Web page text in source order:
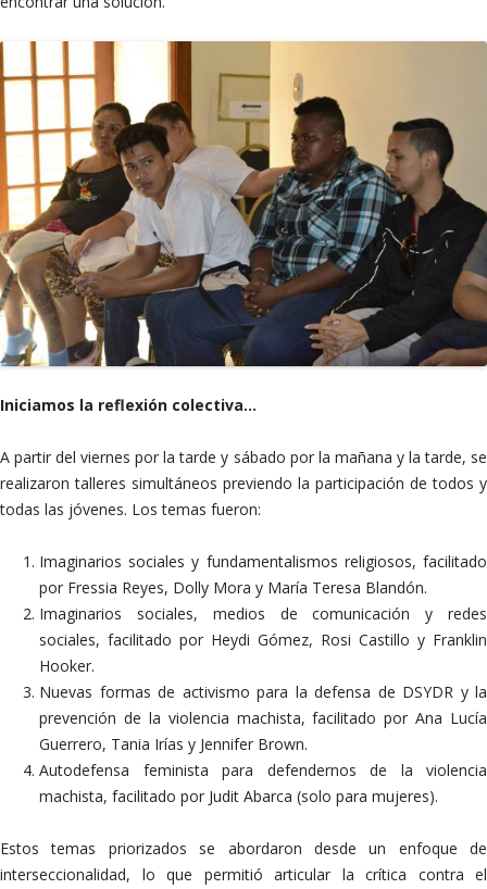
Iniciamos la reflexión colectiva…
A partir del viernes por la tarde y sábado por la mañana y la tarde, se
realizaron talleres simultáneos previendo la participación de todos y
todas las jóvenes. Los temas fueron:
Imaginarios sociales y fundamentalismos religiosos, facilitado
por Fressia Reyes, Dolly Mora y María Teresa Blandón.
Imaginarios sociales, medios de comunicación y redes
sociales, facilitado por Heydi Gómez, Rosi Castillo y Franklin
Hooker.
Nuevas formas de activismo para la defensa de DSYDR y la
prevención de la violencia machista, facilitado por Ana Lucía
Guerrero, Tania Irías y Jennifer Brown.
Autodefensa feminista para defendernos de la violencia
machista, facilitado por Judit Abarca (solo para mujeres).
Estos temas priorizados se abordaron desde un enfoque de
interseccionalidad, lo que permitió articular la crítica contra el